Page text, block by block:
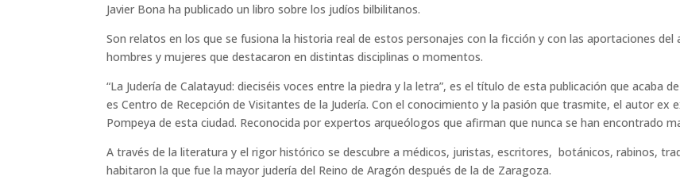
Javier Bona ha publicado un libro sobre los judíos bilbilitanos.
Son relatos en los que se fusiona la historia real de estos personajes con la ficción y con las aportaciones
hombres y mujeres que destacaron en distintas disciplinas o momentos.
“La Judería de Calatayud: dieciséis voces entre la piedra y la letra”, es el título de esta publicación que acaba
es Centro de Recepción de Visitantes de la Judería. Con el conocimiento y la pasión que trasmite, el autor ex
Pompeya de esta ciudad. Reconocida por expertos arqueólogos que afirman que nunca se han encontrado
A través de la literatura y el rigor histórico se descubre a médicos, juristas, escritores, botánicos, rabinos,
habitaron la que fue la mayor judería del Reino de Aragón después de la de Zaragoza.